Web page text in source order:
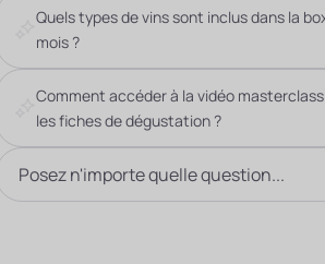
Quels types de vins sont inclus dans la
mois ?
Comment accéder à la vidéo
les fiches de dégustation ?